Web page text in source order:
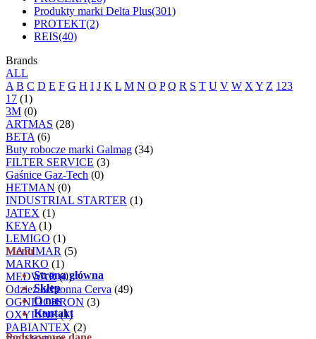
Produkty marki Delta Plus(301)
PROTEKT(2)
REIS(40)
Brands
ALL
A B C D E F G H I J K L M N O P Q R S T U V W X Y Z 123
17 (1)
3M (0)
ARTMAS (28)
BETA (6)
Buty robocze marki Galmag (34)
FILTER SERVICE (3)
Gaśnice Gaz-Tech (0)
HETMAN (0)
INDUSTRIAL STARTER (1)
JATEX (1)
KEYA (1)
LEMIGO (1)
MARIMAR (5)
MARKO (1)
MEDWAR(0)
Odzież ochronna Cerva (49)
OGNIOCHRON (3)
OXYLINE(1)
PABIANTEX (2)
Menu
Strona główna
Sklep
O nas
Kontakt